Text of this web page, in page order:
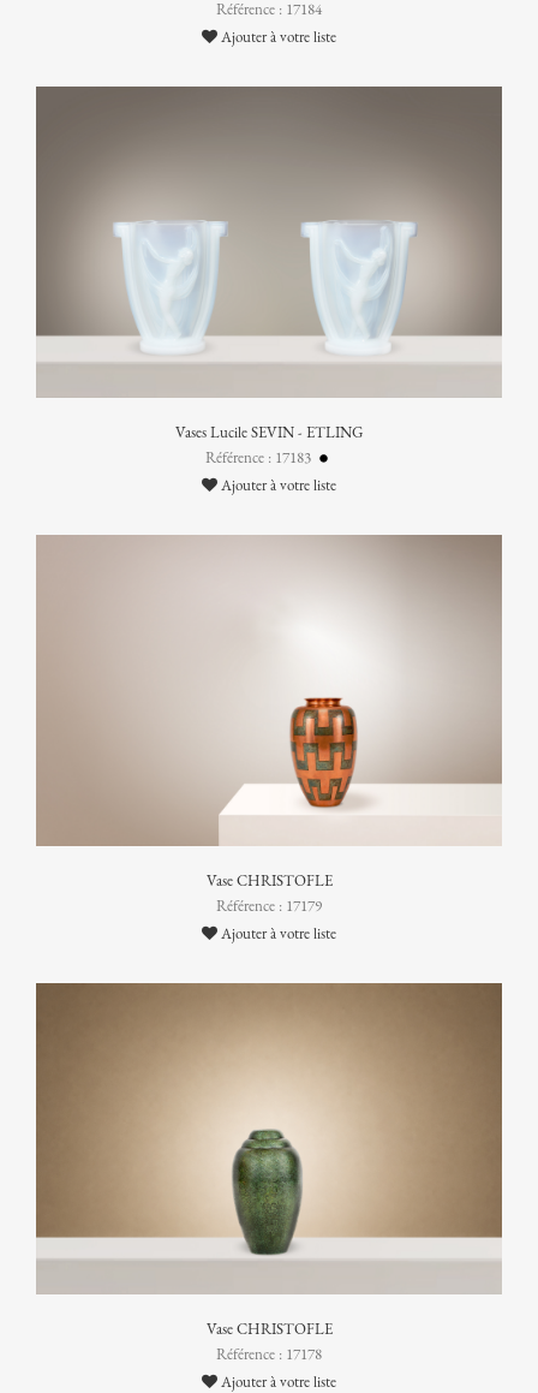
Référence : 17184
Ajouter à votre liste
Vases Lucile SEVIN - ETLING
Référence : 17183
Ajouter à votre liste
Vase CHRISTOFLE
Référence : 17179
Ajouter à votre liste
Vase CHRISTOFLE
Référence : 17178
Ajouter à votre liste